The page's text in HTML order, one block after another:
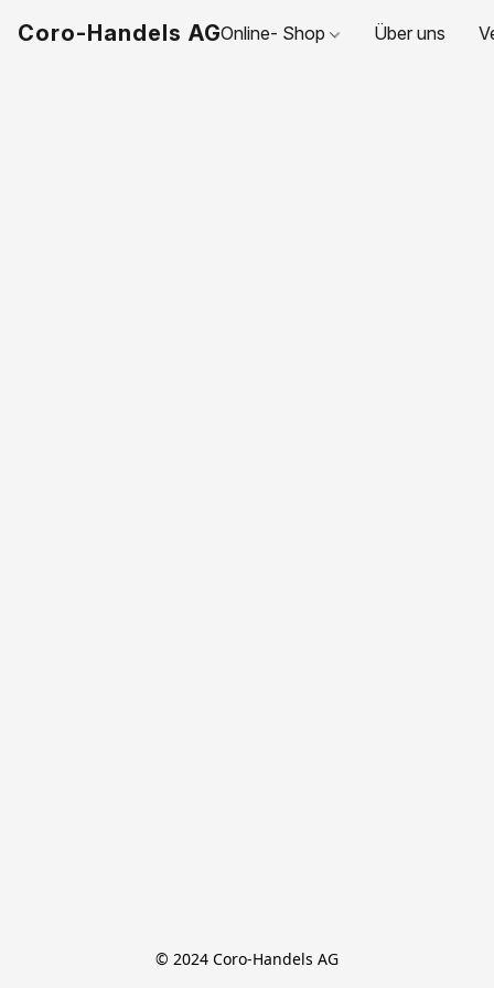
Coro-Handels AGOnline- Shop Über uns
© 2024 Coro-Handels AG